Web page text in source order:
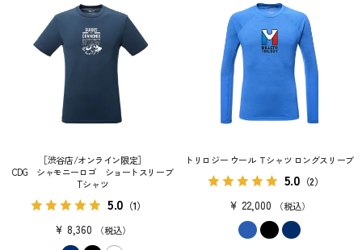
［渋谷店/オンライン限定］
CDG シャモニーロゴ ショートスリーブ
Tシャツ
5.0 （1）
¥ 8,360 税込
トリロジー ウール Ｔシャツ ロングスリーブ
5.0 （2）
¥ 22,000 税込